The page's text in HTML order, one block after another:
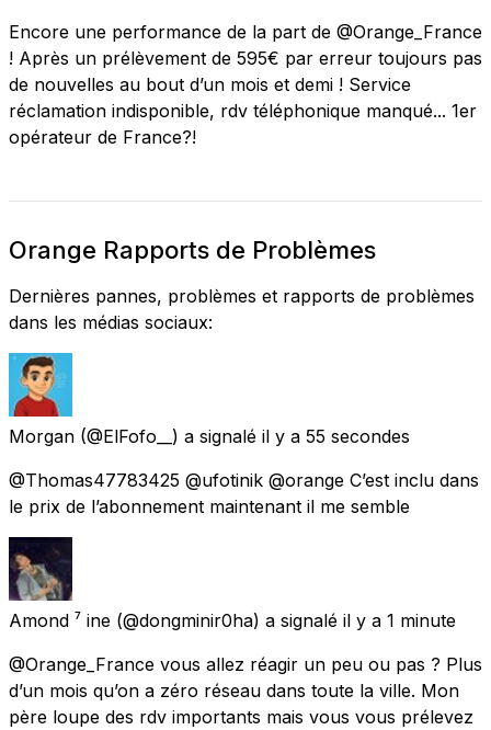
Encore une performance de la part de @Orange_France
! Après un prélèvement de 595€ par erreur toujours pas
de nouvelles au bout d’un mois et demi ! Service
réclamation indisponible, rdv téléphonique manqué... 1er
opérateur de France?!
Orange Rapports de Problèmes
Dernières pannes, problèmes et rapports de problèmes
dans les médias sociaux:
Morgan (@ElFofo__) a signalé il y a 55 secondes
@Thomas47783425 @ufotinik @orange C’est inclu dans
le prix de l’abonnement maintenant il me semble
Amond ⁷ ine (@dongminir0ha) a signalé il y a 1 minute
@Orange_France vous allez réagir un peu ou pas ? Plus
d’un mois qu’on a zéro réseau dans toute la ville. Mon
père loupe des rdv importants mais vous vous prélevez